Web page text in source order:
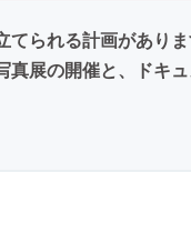
られる計画があり
展の開催と、ドキ